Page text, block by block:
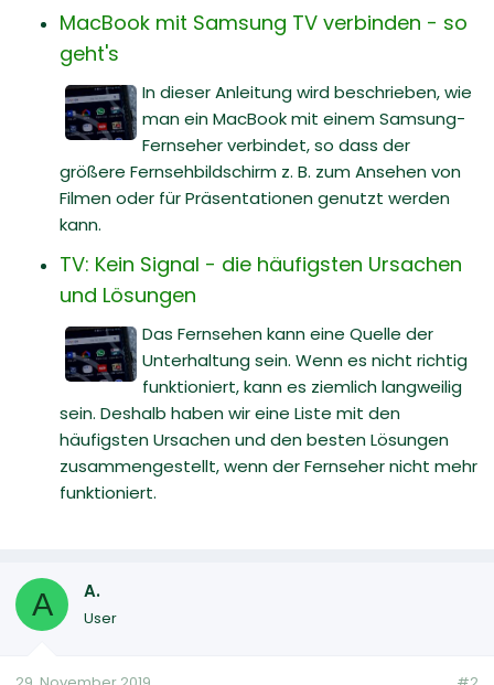
MacBook mit Samsung TV verbinden - so
geht's
In dieser Anleitung wird beschrieben, wie
man ein MacBook mit einem Samsung-
Fernseher verbindet, so dass der
größere Fernsehbildschirm z. B. zum Ansehen von
Filmen oder für Präsentationen genutzt werden
kann.
TV: Kein Signal - die häufigsten Ursachen
und Lösungen
Das Fernsehen kann eine Quelle der
Unterhaltung sein. Wenn es nicht richtig
funktioniert, kann es ziemlich langweilig
sein. Deshalb haben wir eine Liste mit den
häufigsten Ursachen und den besten Lösungen
zusammengestellt, wenn der Fernseher nicht mehr
funktioniert.
A A.
User